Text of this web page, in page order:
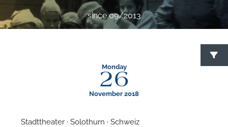
since 09/2013
Monday
26
November 2018
Stadttheater · Solothurn · Schweiz